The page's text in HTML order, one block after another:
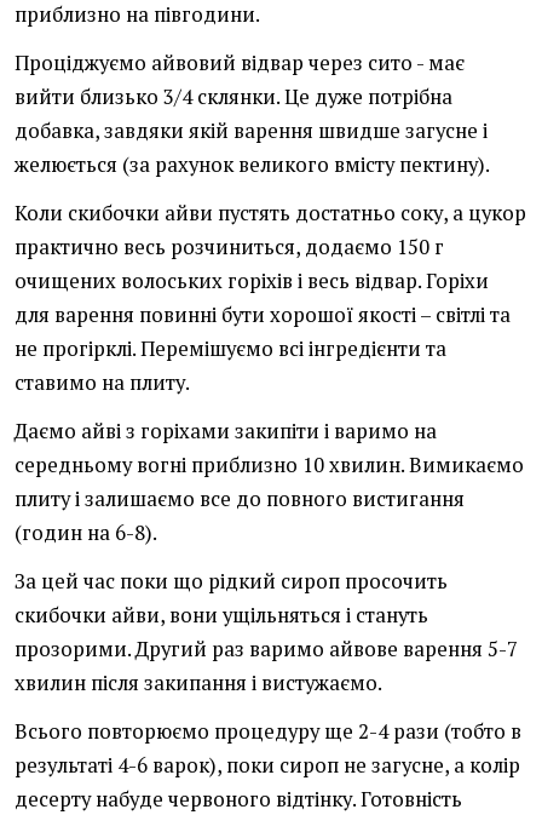
приблизно на півгодини.
Проціджуємо айвовий відвар через сито - має
вийти близько 3/4 склянки. Це дуже потрібна
добавка, завдяки якій варення швидше загусне і
желюється (за рахунок великого вмісту пектину).
Коли скибочки айви пустять достатньо соку, а цукор
практично весь розчиниться, додаємо 150 г
очищених волоських горіхів і весь відвар. Горіхи
для варення повинні бути хорошої якості – світлі та
не прогірклі. Перемішуємо всі інгредієнти та
ставимо на плиту.
Даємо айві з горіхами закипіти і варимо на
середньому вогні приблизно 10 хвилин. Вимикаємо
плиту і залишаємо все до повного вистигання
(годин на 6-8).
За цей час поки що рідкий сироп просочить
скибочки айви, вони ущільняться і стануть
прозорими. Другий раз варимо айвове варення 5-7
хвилин після закипання і вистужаємо.
Всього повторюємо процедуру ще 2-4 рази (тобто в
результаті 4-6 варок), поки сироп не загусне, а колір
десерту набуде червоного відтінку. Готовність